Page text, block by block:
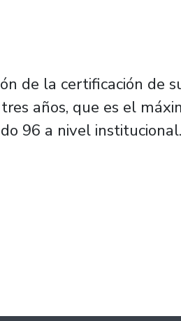
de la certificación de
años, que es el
96 a nivel institucional.
su Sistema de